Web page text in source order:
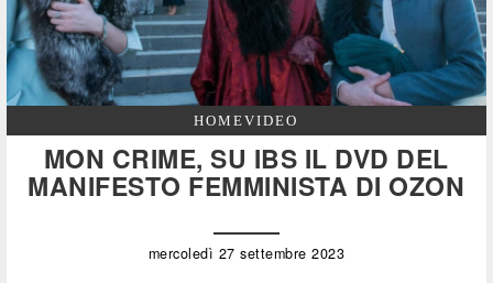
HOMEVIDEO
MON CRIME, SU IBS IL DVD DEL
MANIFESTO FEMMINISTA DI OZON
mercoledì 27 settembre 2023